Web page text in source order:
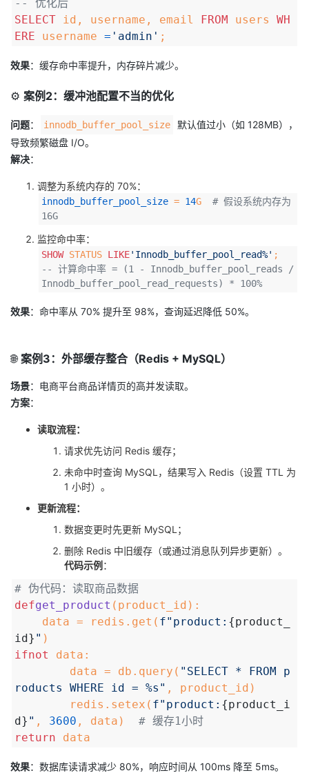
-- 优化后
SELECT id, username, email FROM users WH
ERE username = 'admin' ;
效果：缓存命中率提升，内存碎片减少。
⚙️ 案例2：缓冲池配置不当的优化
问题： innodb_buffer_pool_size
默认值过小（如 128MB），
导致频繁磁盘 I/O。
解决：
调整为系统内存的 70%：
innodb_buffer_pool_size = 14G # 假设系统内存为
16G
监控命中率：
SHOWSTATUS LIKE'Innodb_buffer_pool_read%' ;
-- 计算命中率 = (1 - Innodb_buffer_pool_reads /
Innodb_buffer_pool_read_requests) * 100%
效果：命中率从 70% 提升至 98%，查询延迟降低 50%。
🌐案例3：外部缓存整合（Redis + MySQL）
场景：电商平台商品详情页的高并发读取。
方案：
读取流程：
请求优先访问 Redis 缓存；
未命中时查询 MySQL，结果写入 Redis（设置 TTL 为
1 小时）。
更新流程：
数据变更时先更新 MySQL；
删除 Redis 中旧缓存（或通过消息队列异步更新）。
代码示例 ：
# 伪代码：读取商品数据
defget_product ( product_id ):
data = redis.get( f"product: {product_
id} " )
ifnot
data:
data = db.query( "SELECT * FROM p
roducts WHERE id = %s" , product_id)
redis.setex( f"product: {product_i
d} " , 3600 , data) # 缓存1小时
return data
效果：数据库读请求减少 80%，响应时间从 100ms 降至 5ms。